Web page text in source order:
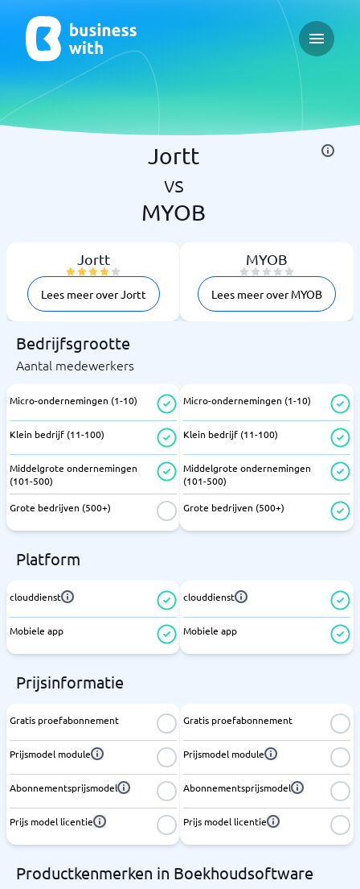
Open
Jortt
vs
MYOB
Jortt
Lees meer over Jortt
MYOB
Lees meer over MYOB
Bedrijfsgrootte
Aantal medewerkers
Micro-ondernemingen (1-10)
Klein bedrijf (11-100)
Middelgrote ondernemingen
(101-500)
Grote bedrijven (500+)
Micro-ondernemingen (1-10)
Klein bedrijf (11-100)
Middelgrote ondernemingen
(101-500)
Grote bedrijven (500+)
Platform
clouddienst
Mobiele app
clouddienst
Mobiele app
Prijsinformatie
Gratis proefabonnement
Prijsmodel module
Abonnementsprijsmodel
Prijs model licentie
Gratis proefabonnement
Prijsmodel module
Abonnementsprijsmodel
Prijs model licentie
Productkenmerken in Boekhoudsoftware